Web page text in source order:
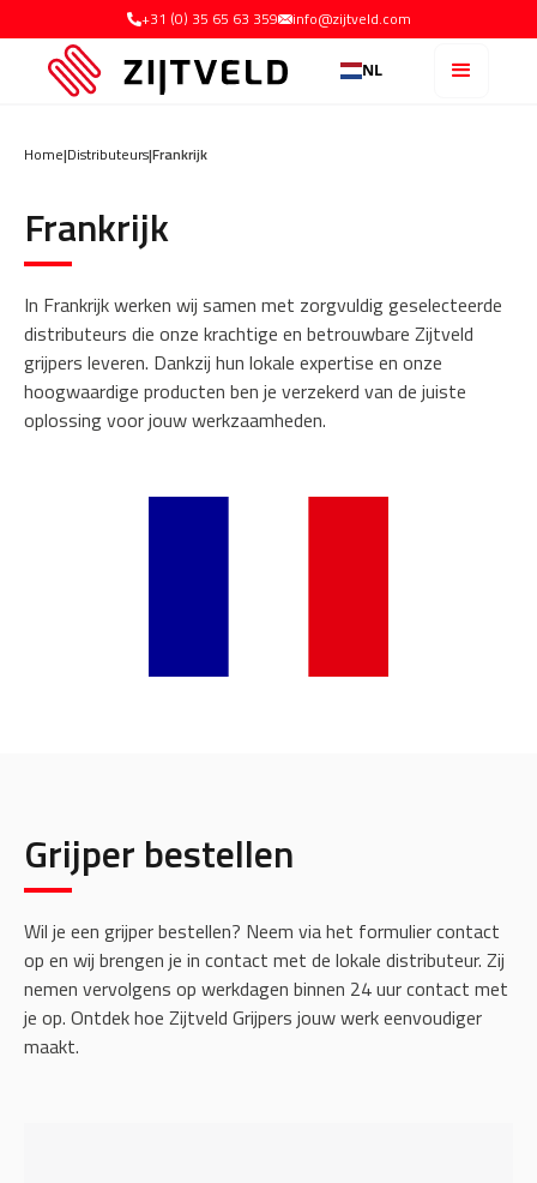
+31 (0) 35 65 63 359 info@zijtveld.com
NL
Home|Distributeurs|Frankrijk
Frankrijk
In Frankrijk werken wij samen met zorgvuldig geselecteerde
distributeurs die onze krachtige en betrouwbare Zijtveld
grijpers leveren. Dankzij hun lokale expertise en onze
hoogwaardige producten ben je verzekerd van de juiste
oplossing voor jouw werkzaamheden.
Grijper bestellen
Wil je een grijper bestellen? Neem via het formulier contact
op en wij brengen je in contact met de lokale distributeur. Zij
nemen vervolgens op werkdagen binnen 24 uur contact met
je op. Ontdek hoe Zijtveld Grijpers jouw werk eenvoudiger
maakt.